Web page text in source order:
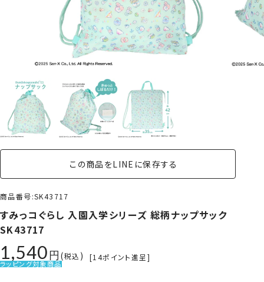
この商品をLINEに保存する
商品番号 SK43717
すみっコぐらし 入園入学シリーズ 総柄ナップサック
SK43717
1,540 税込 [14ポイント進呈]
ラッピング対象商品